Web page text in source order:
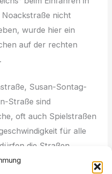
nicht
wurde hier ein
auf der rechten
Susan-Sontag-
Straße sind
oft auch Spielstraßen
für alle
die Straßen
– Fußgänger*innen,